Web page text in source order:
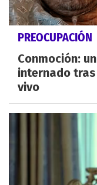
PREOCUPACIÓN
Conmoción:
internado
vivo